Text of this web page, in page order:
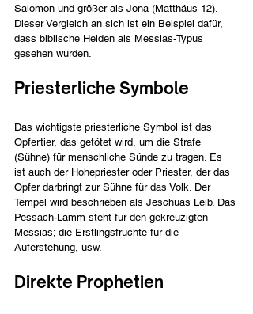
Salomon und größer als Jona (Matthäus 12).
Dieser Vergleich an sich ist ein Beispiel dafür,
dass biblische Helden als Messias-Typus
gesehen wurden.
Priesterliche Symbole
Das wichtigste priesterliche Symbol ist das
Opfertier, das getötet wird, um die Strafe
(Sühne) für menschliche Sünde zu tragen. Es
ist auch der Hohepriester oder Priester, der das
Opfer darbringt zur Sühne für das Volk. Der
Tempel wird beschrieben als Jeschuas Leib. Das
Pessach-Lamm steht für den gekreuzigten
Messias; die Erstlingsfrüchte für die
Auferstehung, usw.
Direkte Prophetien